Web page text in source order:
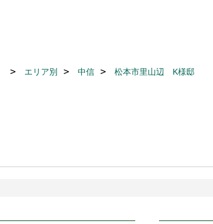
エリア別 中信 松本市里山辺 K様邸